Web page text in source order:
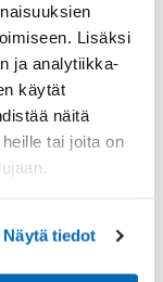
Lisäksi
ja analytiikka-
käytät
näitä
tai joita on
Näytä tiedot
juuri
Tutustu
takuulla